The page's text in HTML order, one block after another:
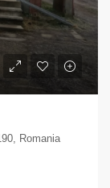
Romania